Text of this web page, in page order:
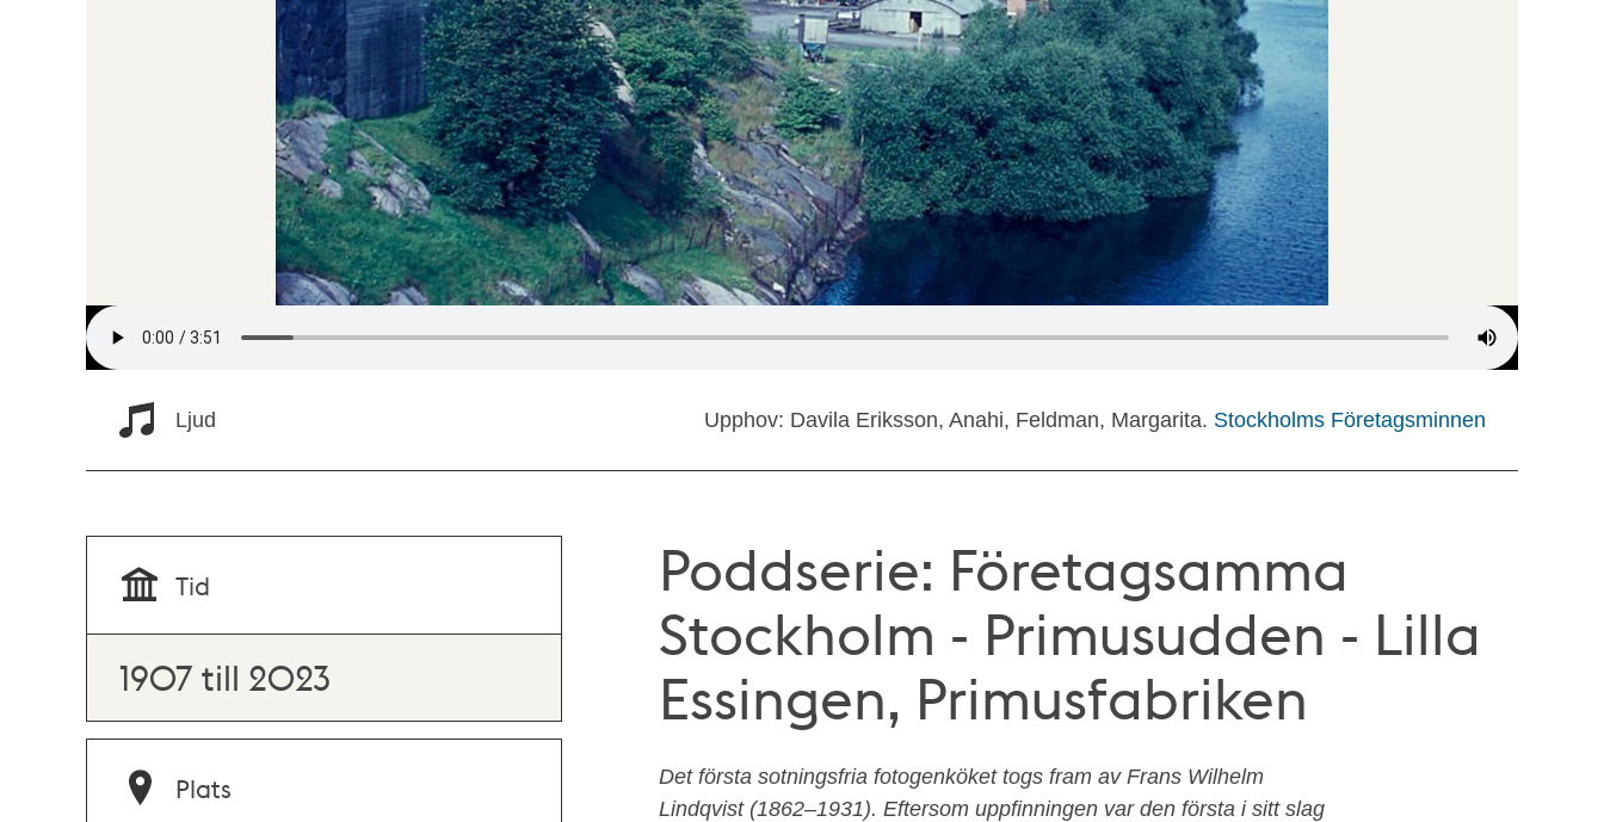
Ljud Upphov: Davila Eriksson, Anahi, Feldman, Margarita. Stockholms Företagsminnen
Poddserie: Företagsamma
Stockholm - Primusudden - Lilla
Essingen, Primusfabriken
Det första sotningsfria fotogenköket togs fram av Frans Wilhelm
Lindqvist (1862–1931). Eftersom uppfinningen var den första i sitt slag
Tid
1907 till 2023
Plats